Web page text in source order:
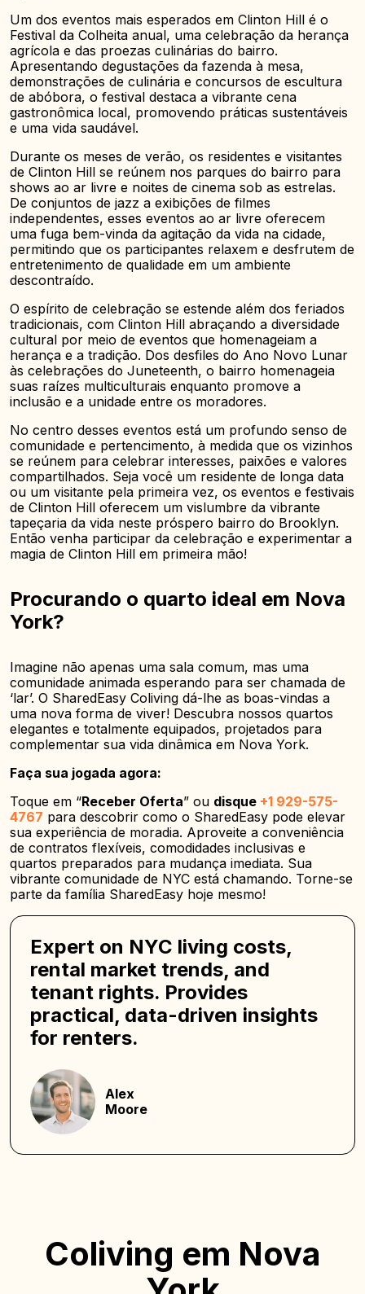
Um dos eventos mais esperados em Clinton Hill é o
Festival da Colheita anual, uma celebração da herança
agrícola e das proezas culinárias do bairro.
Apresentando degustações da fazenda à mesa,
demonstrações de culinária e concursos de escultura
de abóbora, o festival destaca a vibrante cena
gastronômica local, promovendo práticas sustentáveis
e uma vida saudável.
Durante os meses de verão, os residentes e visitantes
de Clinton Hill se reúnem nos parques do bairro para
shows ao ar livre e noites de cinema sob as estrelas.
De conjuntos de jazz a exibições de filmes
independentes, esses eventos ao ar livre oferecem
uma fuga bem-vinda da agitação da vida na cidade,
permitindo que os participantes relaxem e desfrutem de
entretenimento de qualidade em um ambiente
descontraído.
O espírito de celebração se estende além dos feriados
tradicionais, com Clinton Hill abraçando a diversidade
cultural por meio de eventos que homenageiam a
herança e a tradição. Dos desfiles do Ano Novo Lunar
às celebrações do Juneteenth, o bairro homenageia
suas raízes multiculturais enquanto promove a
inclusão e a unidade entre os moradores.
No centro desses eventos está um profundo senso de
comunidade e pertencimento, à medida que os vizinhos
se reúnem para celebrar interesses, paixões e valores
compartilhados. Seja você um residente de longa data
ou um visitante pela primeira vez, os eventos e festivais
de Clinton Hill oferecem um vislumbre da vibrante
tapeçaria da vida neste próspero bairro do Brooklyn.
Então venha participar da celebração e experimentar a
magia de Clinton Hill em primeira mão!
Procurando o quarto ideal em Nova
York?
Imagine não apenas uma sala comum, mas uma
comunidade animada esperando para ser chamada de
‘lar’. O SharedEasy Coliving dá-lhe as boas-vindas a
uma nova forma de viver! Descubra nossos quartos
elegantes e totalmente equipados, projetados para
complementar sua vida dinâmica em Nova York.
Faça sua jogada agora:
Toque em “Receber Oferta” ou disque +1 929-575-
4767 para descobrir como o SharedEasy pode elevar
sua experiência de moradia. Aproveite a conveniência
de contratos flexíveis, comodidades inclusivas e
quartos preparados para mudança imediata. Sua
vibrante comunidade de NYC está chamando. Torne-se
parte da família SharedEasy hoje mesmo!
Expert on NYC living costs,
rental market trends, and
tenant rights. Provides
practical, data-driven insights
for renters.
Alex
Moore
Coliving em Nova